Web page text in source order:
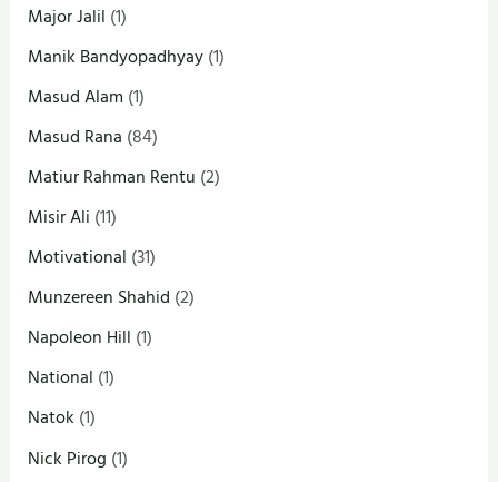
Major Jalil (1)
Manik Bandyopadhyay(1)
Masud Alam (1)
Masud Rana (84)
Matiur Rahman Rentu (2)
Misir Ali (11)
Motivational (31)
Munzereen Shahid (2)
Napoleon Hill (1)
National (1)
Natok (1)
Nick Pirog (1)